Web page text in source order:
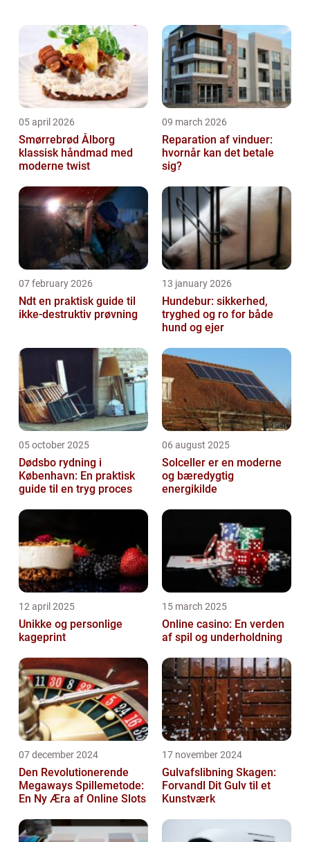
05 april 2026
Smørrebrød Ålborg
klassisk håndmad med
moderne twist
09 march 2026
Reparation af vinduer:
hvornår kan det betale
sig?
07 february 2026
Ndt en praktisk guide til
ikke-destruktiv prøvning
13 january 2026
Hundebur: sikkerhed,
tryghed og ro for både
hund og ejer
05 october 2025
Dødsbo rydning i
København: En praktisk
guide til en tryg proces
06 august 2025
Solceller er en moderne
og bæredygtig
energikilde
12 april 2025
Unikke og personlige
kageprint
15 march 2025
Online casino: En verden
af spil og underholdning
07 december 2024
Den Revolutionerende
Megaways Spillemetode:
En Ny Æra af Online Slots
17 november 2024
Gulvafslibning Skagen:
Forvandl Dit Gulv til et
Kunstværk